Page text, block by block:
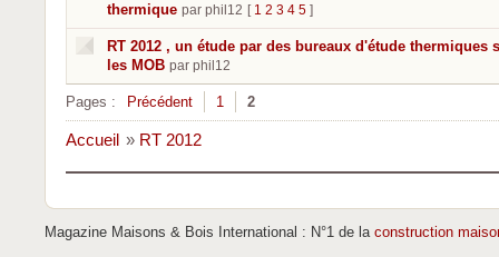
thermique par phil12 [ 1 2 3 4 5 ]
RT 2012 , un étude par des bureaux d'étude thermiques
les MOB par phil12
Pages : Précédent 1 2
Accueil » RT 2012
Magazine Maisons & Bois International : N°1 de la construction